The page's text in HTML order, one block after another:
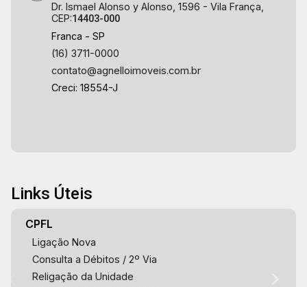
Dr. Ismael Alonso y Alonso, 1596 - Vila França,
CEP:14403-000
Franca - SP
(16) 3711-0000
contato@agnelloimoveis.com.br
Creci: 18554-J
Links Úteis
CPFL
Ligação Nova
Consulta a Débitos / 2º Via
Religação da Unidade